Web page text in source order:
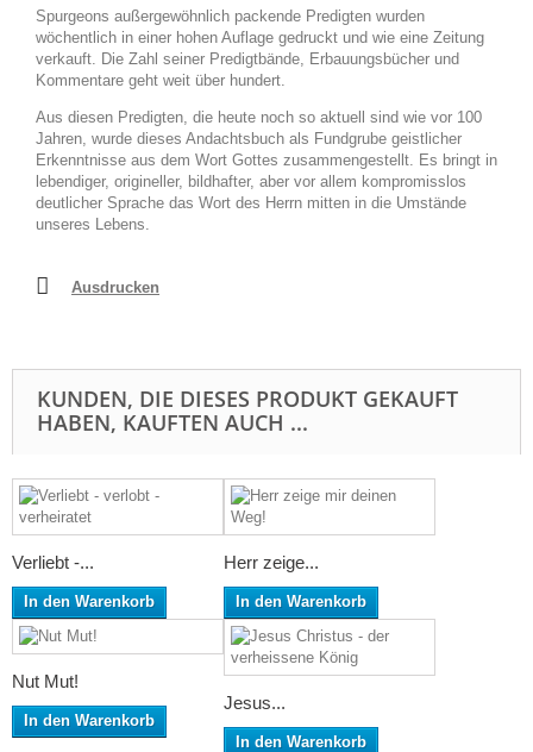
Spurgeons außergewöhnlich packende Predigten wurden
wöchentlich in einer hohen Auflage gedruckt und wie eine Zeitung
verkauft. Die Zahl seiner Predigtbände, Erbauungsbücher und
Kommentare geht weit über hundert.
Aus diesen Predigten, die heute noch so aktuell sind wie vor 100
Jahren, wurde dieses Andachtsbuch als Fundgrube geistlicher
Erkenntnisse aus dem Wort Gottes zusammengestellt. Es bringt in
lebendiger, origineller, bildhafter, aber vor allem kompromisslos
deutlicher Sprache das Wort des Herrn mitten in die Umstände
unseres Lebens.
Ausdrucken
KUNDEN, DIE DIESES PRODUKT GEKAUFT
HABEN, KAUFTEN AUCH ...
Verliebt -...
In den Warenkorb
Herr zeige...
In den Warenkorb
Nut Mut!
In den Warenkorb
Jesus...
In den Warenkorb